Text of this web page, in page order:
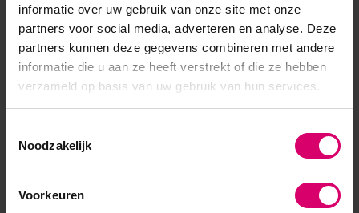
informatie over uw gebruik van onze site met onze
partners voor social media, adverteren en analyse. Deze
partners kunnen deze gegevens combineren met andere
informatie die u aan ze heeft verstrekt of die ze hebben
verzameld op basis van uw gebruik van hun services.
Noodzakelijk
Voorkeuren